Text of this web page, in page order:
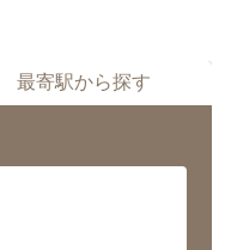
最寄駅から探す